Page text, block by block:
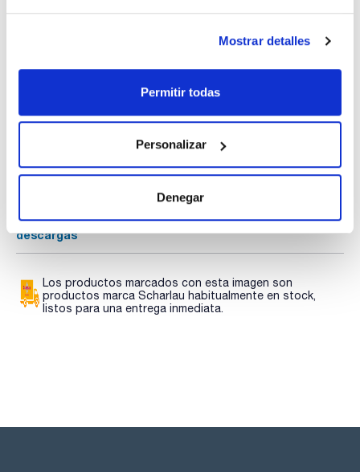
Mostrar detalles
Permitir todas
Personalizar
Denegar
Documentación técnica
Regístrate para
COA
Regístrate para
Regístrate para
descargas
Los productos marcados con esta imagen son
productos marca Scharlau habitualmente en stock,
listos para una entrega inmediata.